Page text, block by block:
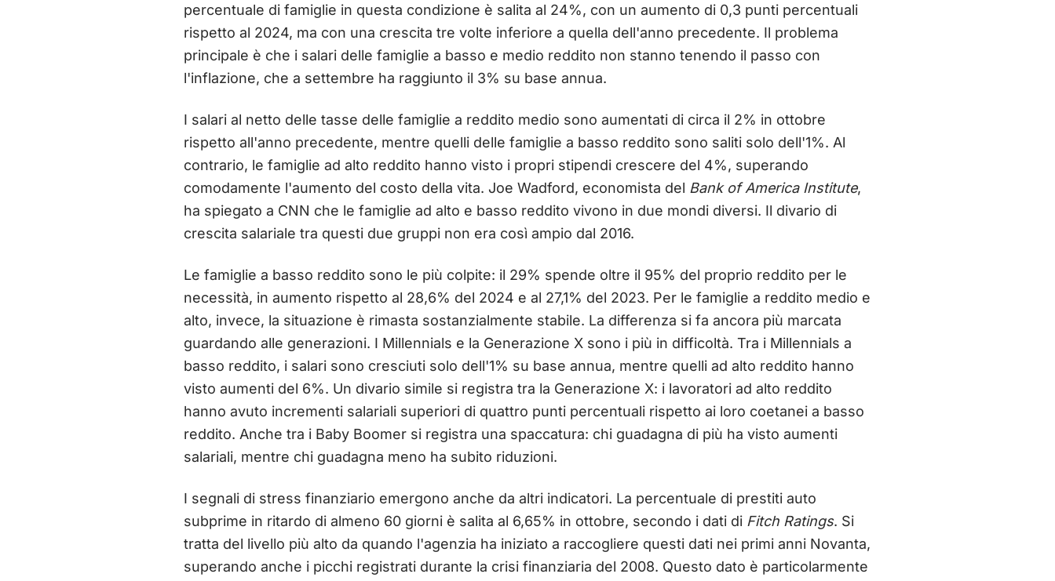
percentuale di famiglie in questa condizione è salita al 24%, con un aumento di 0,3 punti percentuali
rispetto al 2024, ma con una crescita tre volte inferiore a quella dell'anno precedente. Il problema
principale è che i salari delle famiglie a basso e medio reddito non stanno tenendo il passo con
l'inflazione, che a settembre ha raggiunto il 3% su base annua.
I salari al netto delle tasse delle famiglie a reddito medio sono aumentati di circa il 2% in ottobre
rispetto all'anno precedente, mentre quelli delle famiglie a basso reddito sono saliti solo dell'1%. Al
contrario, le famiglie ad alto reddito hanno visto i propri stipendi crescere del 4%, superando
comodamente l'aumento del costo della vita. Joe Wadford, economista del Bank of America Institute,
ha spiegato a CNN che le famiglie ad alto e basso reddito vivono in due mondi diversi. Il divario di
crescita salariale tra questi due gruppi non era così ampio dal 2016.
Le famiglie a basso reddito sono le più colpite: il 29% spende oltre il 95% del proprio reddito per le
necessità, in aumento rispetto al 28,6% del 2024 e al 27,1% del 2023. Per le famiglie a reddito medio e
alto, invece, la situazione è rimasta sostanzialmente stabile. La differenza si fa ancora più marcata
guardando alle generazioni. I Millennials e la Generazione X sono i più in difficoltà. Tra i Millennials a
basso reddito, i salari sono cresciuti solo dell'1% su base annua, mentre quelli ad alto reddito hanno
visto aumenti del 6%. Un divario simile si registra tra la Generazione X: i lavoratori ad alto reddito
hanno avuto incrementi salariali superiori di quattro punti percentuali rispetto ai loro coetanei a basso
reddito. Anche tra i Baby Boomer si registra una spaccatura: chi guadagna di più ha visto aumenti
salariali, mentre chi guadagna meno ha subito riduzioni.
I segnali di stress finanziario emergono anche da altri indicatori. La percentuale di prestiti auto
subprime in ritardo di almeno 60 giorni è salita al 6,65% in ottobre, secondo i dati di Fitch Ratings. Si
tratta del livello più alto da quando l'agenzia ha iniziato a raccogliere questi dati nei primi anni Novanta,
superando anche i picchi registrati durante la crisi finanziaria del 2008. Questo dato è particolarmente